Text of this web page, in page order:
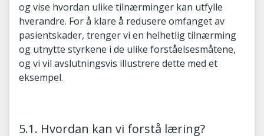
og vise hvordan ulike tilnærminger kan utfylle
hverandre. For å klare å redusere omfanget av
pasientskader, trenger vi en helhetlig tilnærming
og utnytte styrkene i de ulike forståelsesmåtene,
og vi vil avslutningsvis illustrere dette med et
eksempel.
5.1. Hvordan kan vi forstå læring?